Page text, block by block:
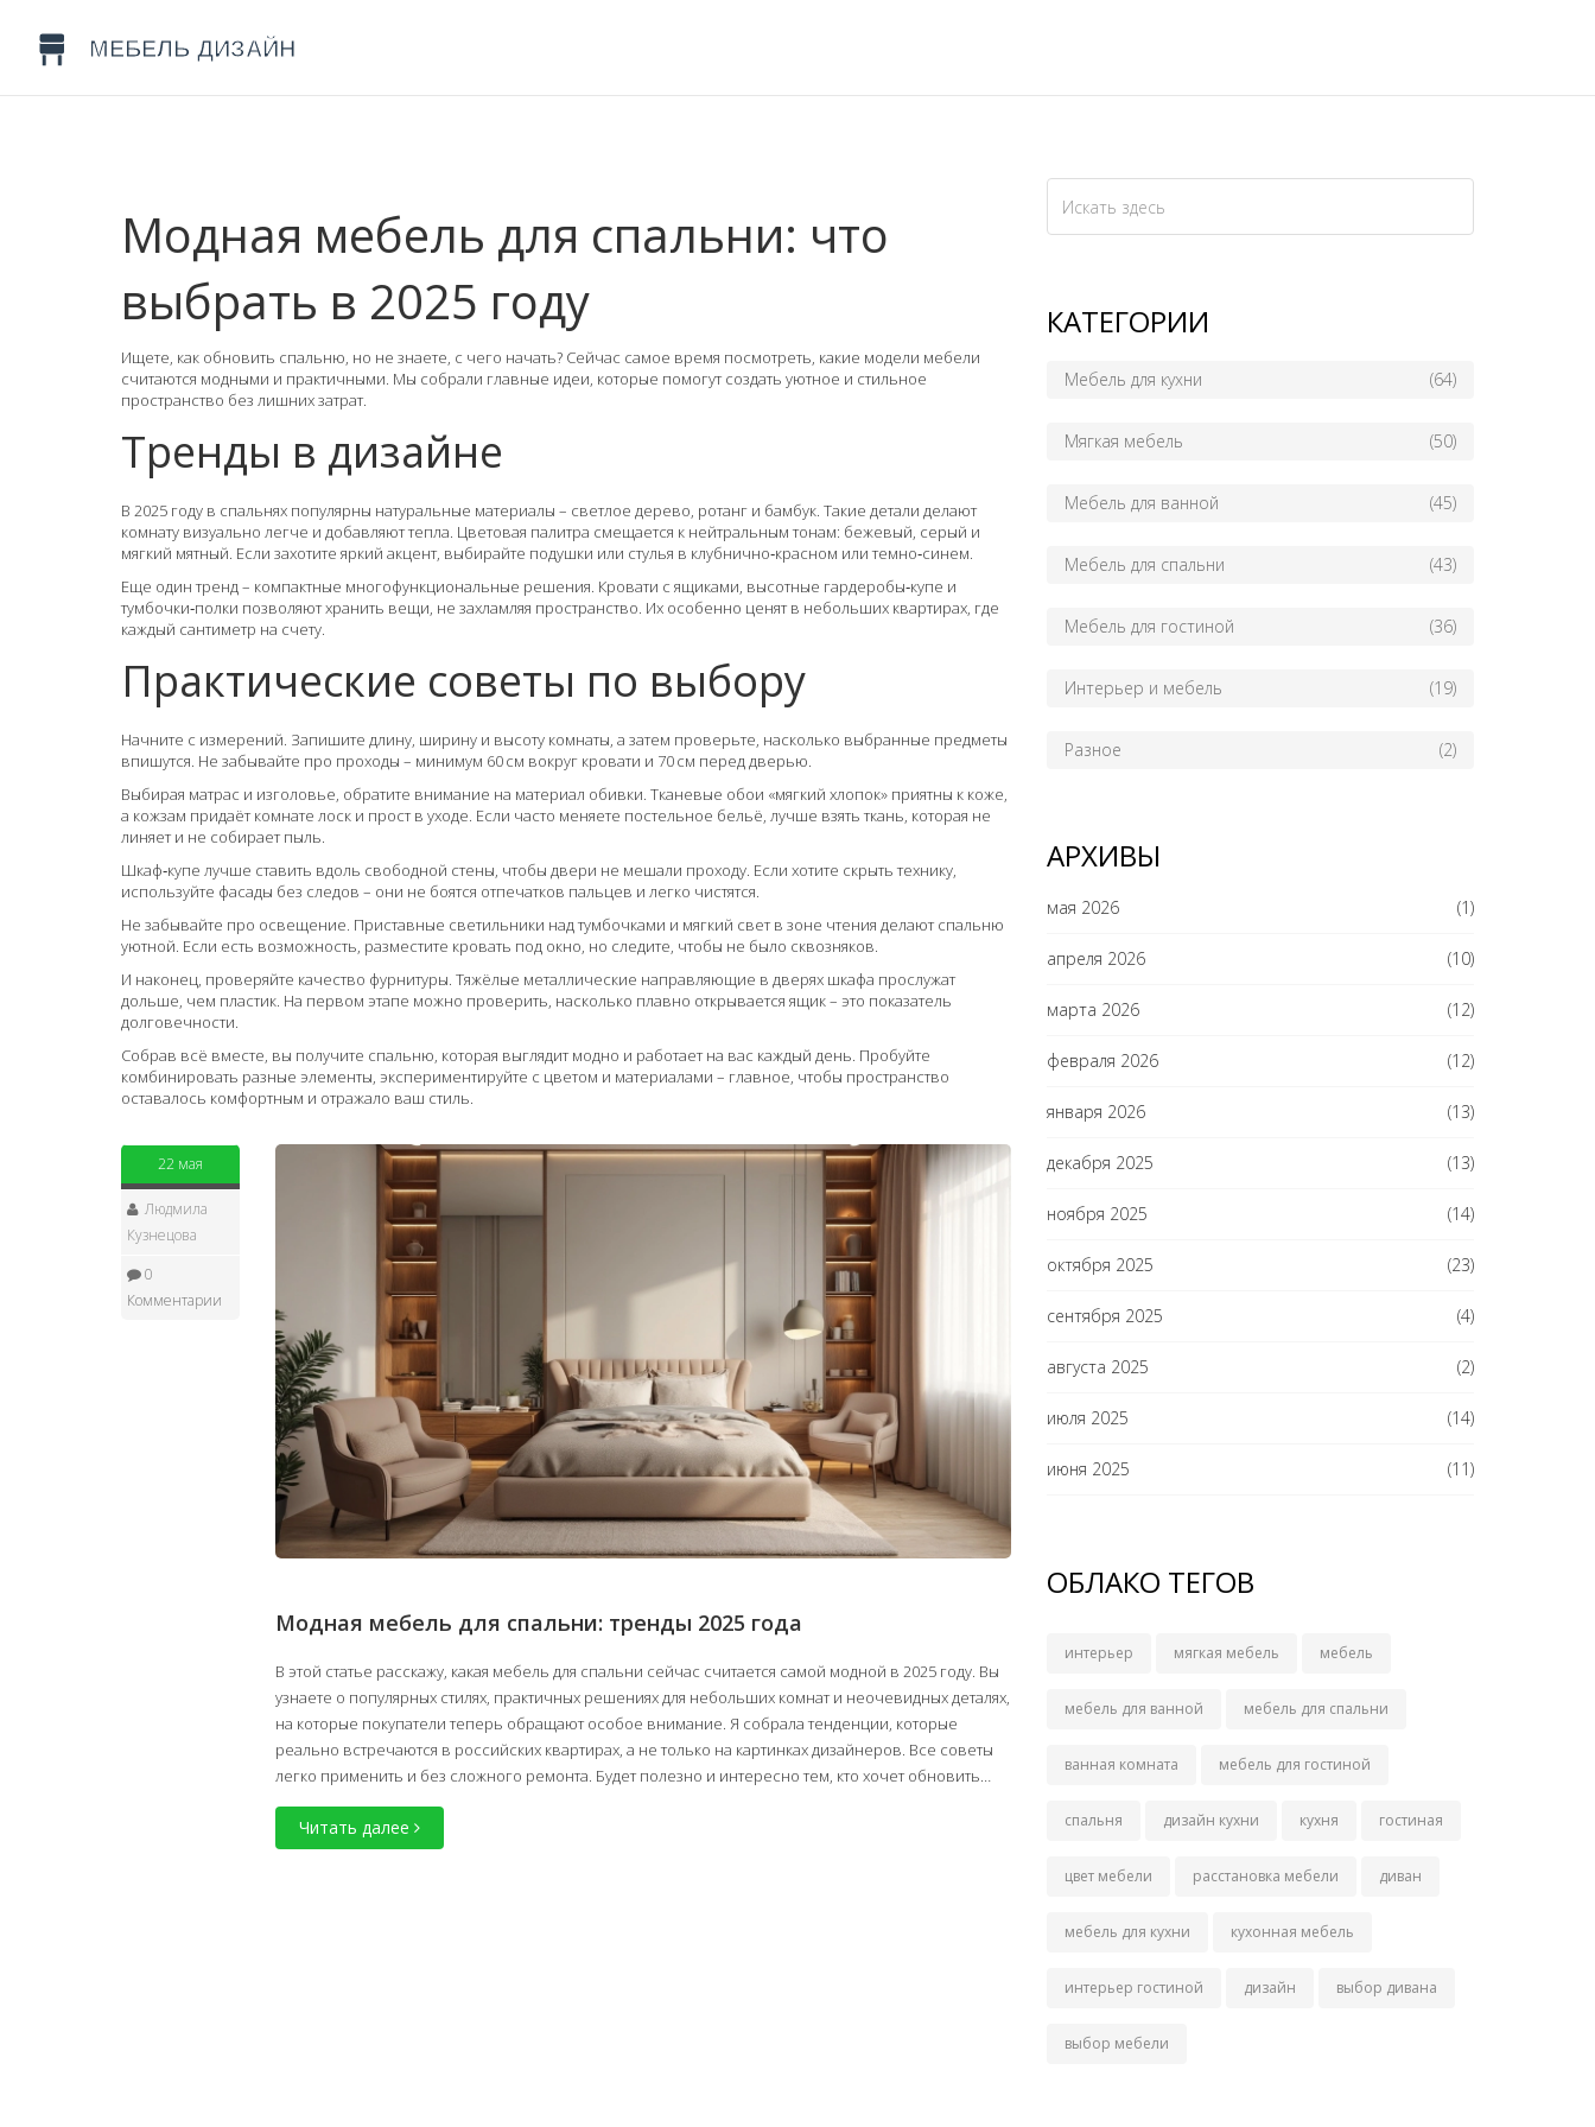
Модная мебель для спальни: что
выбрать в 2025 году
Ищете, как обновить спальню, но не знаете, с чего начать? Сейчас самое время посмотреть, какие модели мебели
считаются модными и практичными. Мы собрали главные идеи, которые помогут создать уютное и стильное
пространство без лишних затрат.
Тренды в дизайне
В 2025 году в спальнях популярны натуральные материалы – светлое дерево, ротанг и бамбук. Такие детали делают
комнату визуально легче и добавляют тепла. Цветовая палитра смещается к нейтральным тонам: бежевый, серый и
мягкий мятный. Если захотите яркий акцент, выбирайте подушки или стулья в клубнично‑красном или темно‑синем.
Еще один тренд – компактные многофункциональные решения. Кровати с ящиками, высотные гардеробы‑купе и
тумбочки‑полки позволяют хранить вещи, не захламляя пространство. Их особенно ценят в небольших квартирах, где
каждый сантиметр на счету.
Практические советы по выбору
Начните с измерений. Запишите длину, ширину и высоту комнаты, а затем проверьте, насколько выбранные предметы
впишутся. Не забывайте про проходы – минимум 60 см вокруг кровати и 70 см перед дверью.
Выбирая матрас и изголовье, обратите внимание на материал обивки. Тканевые обои «мягкий хлопок» приятны к коже,
а кожзам придаёт комнате лоск и прост в уходе. Если часто меняете постельное бельё, лучше взять ткань, которая не
линяет и не собирает пыль.
Шкаф‑купе лучше ставить вдоль свободной стены, чтобы двери не мешали проходу. Если хотите скрыть технику,
используйте фасады без следов – они не боятся отпечатков пальцев и легко чистятся.
Не забывайте про освещение. Приставные светильники над тумбочками и мягкий свет в зоне чтения делают спальню
уютной. Если есть возможность, разместите кровать под окно, но следите, чтобы не было сквозняков.
И наконец, проверяйте качество фурнитуры. Тяжёлые металлические направляющие в дверях шкафа прослужат
дольше, чем пластик. На первом этапе можно проверить, насколько плавно открывается ящик – это показатель
долговечности.
Собрав всё вместе, вы получите спальню, которая выглядит модно и работает на вас каждый день. Пробуйте
комбинировать разные элементы, экспериментируйте с цветом и материалами – главное, чтобы пространство
оставалось комфортным и отражало ваш стиль.
22 мая
Людмила
Кузнецова
0
Комментарии
Модная мебель для спальни: тренды 2025 года
В этой статье расскажу, какая мебель для спальни сейчас считается самой модной в 2025 году. Вы
узнаете о популярных стилях, практичных решениях для небольших комнат и неочевидных деталях,
на которые покупатели теперь обращают особое внимание. Я собрала тенденции, которые
реально встречаются в российских квартирах, а не только на картинках дизайнеров. Все советы
легко применить и без сложного ремонта. Будет полезно и интересно тем, кто хочет обновить
спальню без лишних затрат.
Читать далее
КАТЕГОРИИ
Мебель для кухни (64)
Мягкая мебель (50)
Мебель для ванной (45)
Мебель для спальни (43)
Мебель для гостиной (36)
Интерьер и мебель (19)
Разное (2)
АРХИВЫ
мая 2026 (1)
апреля 2026 (10)
марта 2026 (12)
февраля 2026 (12)
января 2026 (13)
декабря 2025 (13)
ноября 2025 (14)
октября 2025 (23)
сентября 2025 (4)
августа 2025 (2)
июля 2025 (14)
июня 2025 (11)
ОБЛАКО ТЕГОВ
интерьер мягкая мебель мебель
мебель для ванной мебель для спальни
ванная комната мебель для гостиной
спальня дизайн кухни кухня гостиная
цвет мебели расстановка мебели диван
мебель для кухни кухонная мебель
интерьер гостиной дизайн выбор дивана
выбор мебели